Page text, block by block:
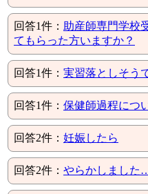
回答1件： 助産師専門学校
てもらった方いますか？
回答1件： 実習落としそう
回答1件： 保健師過程につ
回答2件： 妊娠したら
回答2件： やらかしまし